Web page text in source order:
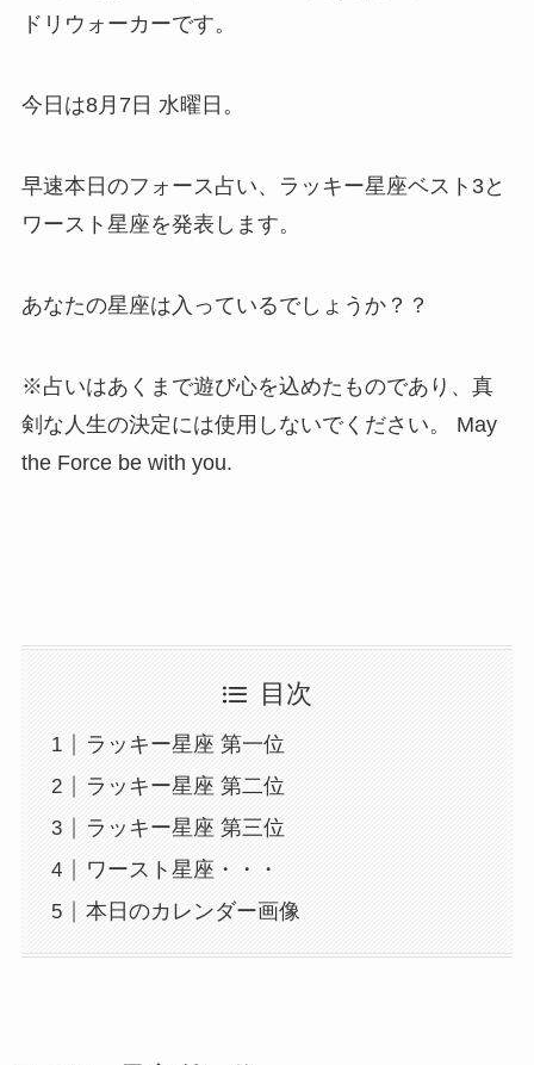
ドリウォーカーです。
今日は8月7日 水曜日。
早速本日のフォース占い、ラッキー星座ベスト3と
ワースト星座を発表します。
あなたの星座は入っているでしょうか？？
※占いはあくまで遊び心を込めたものであり、真
剣な人生の決定には使用しないでください。 May
the Force be with you.
目次
ラッキー星座 第一位
ラッキー星座 第二位
ラッキー星座 第三位
ワースト星座・・・
本日のカレンダー画像